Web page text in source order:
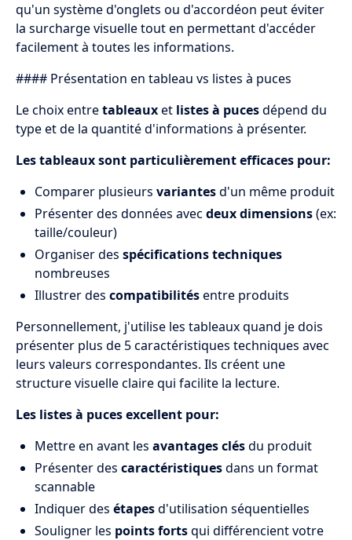
qu'un système d'onglets ou d'accordéon peut éviter
la surcharge visuelle tout en permettant d'accéder
facilement à toutes les informations.
#### Présentation en tableau vs listes à puces
Le choix entretableauxet listes à pucesdépend du
type et de la quantité d'informations à présenter.
Les tableaux sont particulièrement efficaces pour:
Comparer plusieurs variantesd'un même produit
Présenter des données avec deux dimensions(ex:
taille/couleur)
Organiser des spécifications techniques
nombreuses
Illustrer des compatibilitésentre produits
Personnellement, j'utilise les tableaux quand je dois
présenter plus de 5 caractéristiques techniques avec
leurs valeurs correspondantes. Ils créent une
structure visuelle claire qui facilite la lecture.
Les listes à puces excellent pour:
Mettre en avant les avantages clésdu produit
Présenter des caractéristiquesdans un format
scannable
Indiquer des étapesd'utilisation séquentielles
Souligner les points fortsqui différencient votre